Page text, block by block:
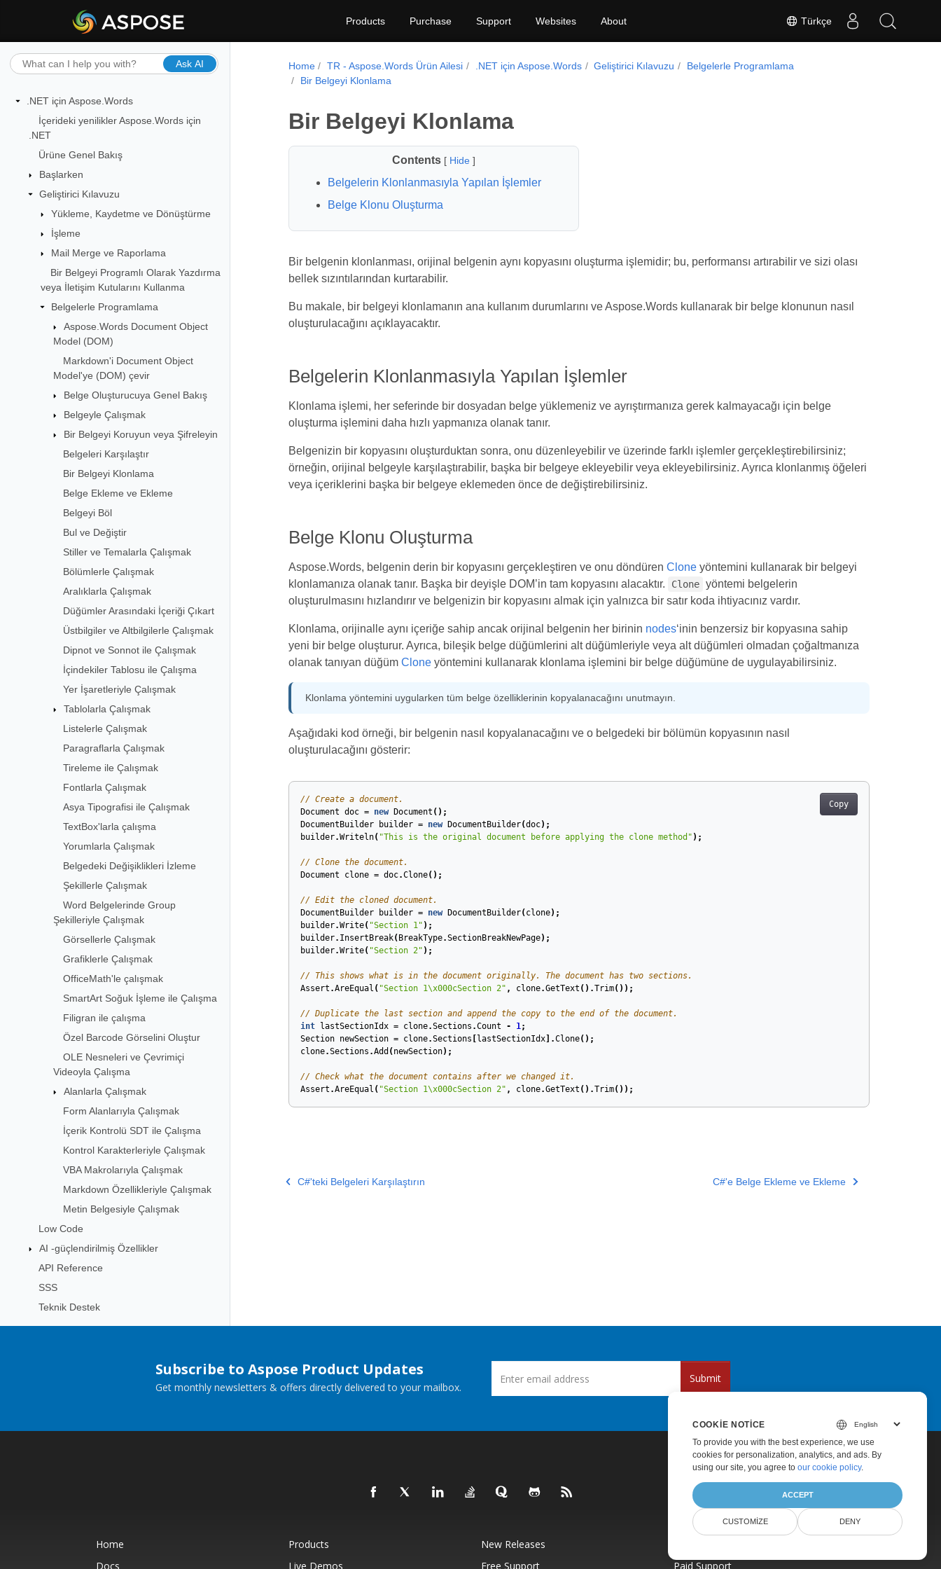
Türkçe
Products Purchase Support Websites About
Ask AI
.NET için Aspose.Words
İçerideki yenilikler Aspose.Words için
.NET
Ürüne Genel Bakış
Başlarken
Geliştirici Kılavuzu
Yükleme, Kaydetme ve Dönüştürme
İşleme
Mail Merge ve Raporlama
Bir Belgeyi Programlı Olarak Yazdırma
veya İletişim Kutularını Kullanma
Belgelerle Programlama
Aspose.Words Document Object
Model (DOM)
Markdown'i Document Object
Model'ye (DOM) çevir
Belge Oluşturucuya Genel Bakış
Belgeyle Çalışmak
Bir Belgeyi Koruyun veya Şifreleyin
Belgeleri Karşılaştır
Bir Belgeyi Klonlama
Belge Ekleme ve Ekleme
Belgeyi Böl
Bul ve Değiştir
Stiller ve Temalarla Çalışmak
Bölümlerle Çalışmak
Aralıklarla Çalışmak
Düğümler Arasındaki İçeriği Çıkart
Üstbilgiler ve Altbilgilerle Çalışmak
Dipnot ve Sonnot ile Çalışmak
İçindekiler Tablosu ile Çalışma
Yer İşaretleriyle Çalışmak
Tablolarla Çalışmak
Listelerle Çalışmak
Paragraflarla Çalışmak
Tireleme ile Çalışmak
Fontlarla Çalışmak
Asya Tipografisi ile Çalışmak
TextBox'larla çalışma
Yorumlarla Çalışmak
Belgedeki Değişiklikleri İzleme
Şekillerle Çalışmak
Word Belgelerinde Group
Şekilleriyle Çalışmak
Görsellerle Çalışmak
Grafiklerle Çalışmak
OfficeMath'le çalışmak
SmartArt Soğuk İşleme ile Çalışma
Filigran ile çalışma
Özel Barcode Görselini Oluştur
OLE Nesneleri ve Çevrimiçi
Videoyla Çalışma
Alanlarla Çalışmak
Form Alanlarıyla Çalışmak
İçerik Kontrolü SDT ile Çalışma
Kontrol Karakterleriyle Çalışmak
VBA Makrolarıyla Çalışmak
Markdown Özellikleriyle Çalışmak
Metin Belgesiyle Çalışmak
Low Code
AI -güçlendirilmiş Özellikler
API Reference
SSS
Teknik Destek
Home TR - Aspose.Words Ürün Ailesi .NET için Aspose.Words Geliştirici Kılavuzu
Belgelerle Programlama
Bir Belgeyi Klonlama
Bir Belgeyi Klonlama
Contents[ Hide ]
Belgelerin Klonlanmasıyla Yapılan İşlemler
Belge Klonu Oluşturma
Bir belgenin klonlanması, orijinal belgenin aynı kopyasını oluşturma işlemidir; bu, performansı artırabilir ve sizi olası
bellek sızıntılarından kurtarabilir.
Bu makale, bir belgeyi klonlamanın ana kullanım durumlarını ve Aspose.Words kullanarak bir belge klonunun nasıl
oluşturulacağını açıklayacaktır.
Belgelerin Klonlanmasıyla Yapılan İşlemler
Klonlama işlemi, her seferinde bir dosyadan belge yüklemeniz ve ayrıştırmanıza gerek kalmayacağı için belge
oluşturma işlemini daha hızlı yapmanıza olanak tanır.
Belgenizin bir kopyasını oluşturduktan sonra, onu düzenleyebilir ve üzerinde farklı işlemler gerçekleştirebilirsiniz;
örneğin, orijinal belgeyle karşılaştırabilir, başka bir belgeye ekleyebilir veya ekleyebilirsiniz. Ayrıca klonlanmış öğeleri
veya içeriklerini başka bir belgeye eklemeden önce de değiştirebilirsiniz.
Belge Klonu Oluşturma
Aspose.Words, belgenin derin bir kopyasını gerçekleştiren ve onu döndüren Cloneyöntemini kullanarak bir belgeyi
klonlamanıza olanak tanır. Başka bir deyişle DOM’in tam kopyasını alacaktır.
Clone yöntemi belgelerin
oluşturulmasını hızlandırır ve belgenizin bir kopyasını almak için yalnızca bir satır koda ihtiyacınız vardır.
Klonlama, orijinalle aynı içeriğe sahip ancak orijinal belgenin her birinin nodes‘inin benzersiz bir kopyasına sahip
yeni bir belge oluşturur. Ayrıca, bileşik belge düğümlerini alt düğümleriyle veya alt düğümleri olmadan çoğaltmanıza
olanak tanıyan düğüm Cloneyöntemini kullanarak klonlama işlemini bir belge düğümüne de uygulayabilirsiniz.
Klonlama yöntemini uygularken tüm belge özelliklerinin kopyalanacağını unutmayın.
Aşağıdaki kod örneği, bir belgenin nasıl kopyalanacağını ve o belgedeki bir bölümün kopyasının nasıl
oluşturulacağını gösterir:
Copy
// Create a document.
Document doc = new Document ();
DocumentBuilder
builder = new DocumentBuilder(doc);
builder.Writeln( "This is the original document before applying the clone method" );
// Clone the document.
Document
clone = doc.Clone();
// Edit the cloned document.
DocumentBuilder
builder = new DocumentBuilder( clone);
builder.Write( "Section 1" );
builder. InsertBreak( BreakType.SectionBreakNewPage);
builder.Write( "Section 2" );
// This shows what is in the document originally. The document has two sections.
Assert .AreEqual ( "Section 1\x000cSection 2" , clone.GetText ().Trim());
// Duplicate the last section and append the copy to the end of the document.
int
lastSectionIdx = clone.Sections .Count - 1;
Section
newSection = clone.Sections lastSectionIdx].Clone();
clone.Sections .Add ( newSection);
// Check what the document contains after we changed it.
Assert .AreEqual ( "Section 1\x000cSection 2" , clone.GetText ().Trim());
C#'teki Belgeleri Karşılaştırın C#'e Belge Ekleme ve Ekleme
Subscribe to Aspose Product Updates
Get monthly newsletters & offers directly delivered to your mailbox.
Submit
Home Products New Releases
Docs
Live Demos Free Support Paid Support
COOKIE NOTICE
To provide you with the best experience, we use
cookies for personalization, analytics, and ads. By
using our site, you agree to our cookie policy.
ACCEPT
CUSTOMIZE DENY